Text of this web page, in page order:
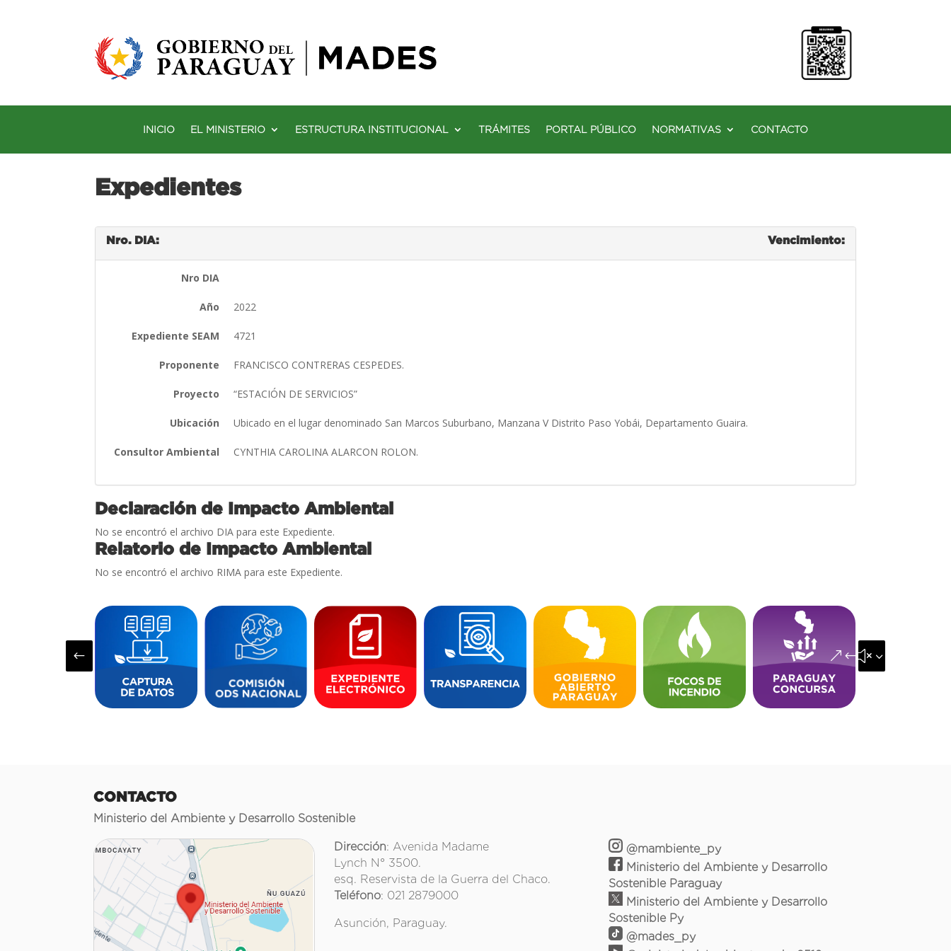
INICIO EL MINISTERIO ESTRUCTURA INSTITUCIONAL TRÁMITES PORTAL PÚBLICO NORMATIVAS CONTACTO
Expedientes
Nro. DIA: Vencimiento:
Nro DIA
Año 2022
Expediente SEAM 4721
Proponente FRANCISCO CONTRERAS CESPEDES.
Proyecto “ESTACIÓN DE SERVICIOS”
Ubicación Ubicado en el lugar denominado San Marcos Suburbano, Manzana V Distrito Paso Yobái, Departamento Guaira.
Consultor Ambiental CYNTHIA CAROLINA ALARCON ROLON.
Declaración de Impacto Ambiental
No se encontró el archivo DIA para este Expediente.
Relatorio de Impacto Ambiental
No se encontró el archivo RIMA para este Expediente.
# &#x35;
CONTACTO
Ministerio del Ambiente y Desarrollo Sostenible
Dirección: Avenida Madame
Lynch N° 3500.
esq. Reservista de la Guerra del Chaco.
Teléfono: 021 2879000
Asunción, Paraguay.
@mambiente_py
Ministerio del Ambiente y Desarrollo
Sostenible Paraguay
Ministerio del Ambiente y Desarrollo
Sostenible Py
@mades_py